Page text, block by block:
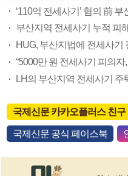
‘110억 전세사기’ 혐의 前
부산지역 전세사기 누적 피
HUG, 부산지법에 전세사기
“5000만 원 전세사기 피의
LH의 부산지역 전세사기 주
국제신문 카카오플러스 친구
국제신문 공식 페이스북